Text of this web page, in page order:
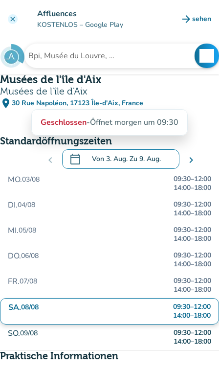
clear Affluences
KOSTENLOS – Google Play arrow_forward sehen
(new
Suche nach einer Einrichtung
Musées de l'île d'Aix
Musées de l'île d'Aix
place 30 Rue Napoléon, 17123 Île-d'Aix, France
(in Google Maps öffnen)
(new tab)
Geschlossen-Öffnet morgen um 09:30
Standardöffnungszeiten
chevron_left calendar_today Von 3. Aug. Zu 9. Aug.
.Öffnen Sie den Kalender, um Daten zu
chevron_right
MO.03/08 09:30–12:00
14:00–18:00
DI.04/08 09:30–12:00
14:00–18:00
MI.05/08 09:30–12:00
14:00–18:00
DO.06/08 09:30–12:00
14:00–18:00
FR.07/08 09:30–12:00
14:00–18:00
SA.08/08 09:30–12:00
14:00–18:00
SO.09/08 09:30–12:00
14:00–18:00
Praktische Informationen